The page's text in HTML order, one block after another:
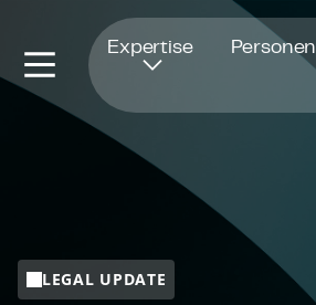
Expertise Personen
LEGAL UPDATE
Öffnet in einem neuen Fenster